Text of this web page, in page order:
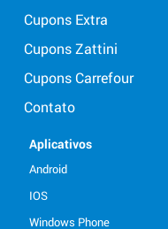
Cupons Extra
Cupons Zattini
Cupons Carrefour
Contato
Aplicativos
Android
IOS
Windows Phone